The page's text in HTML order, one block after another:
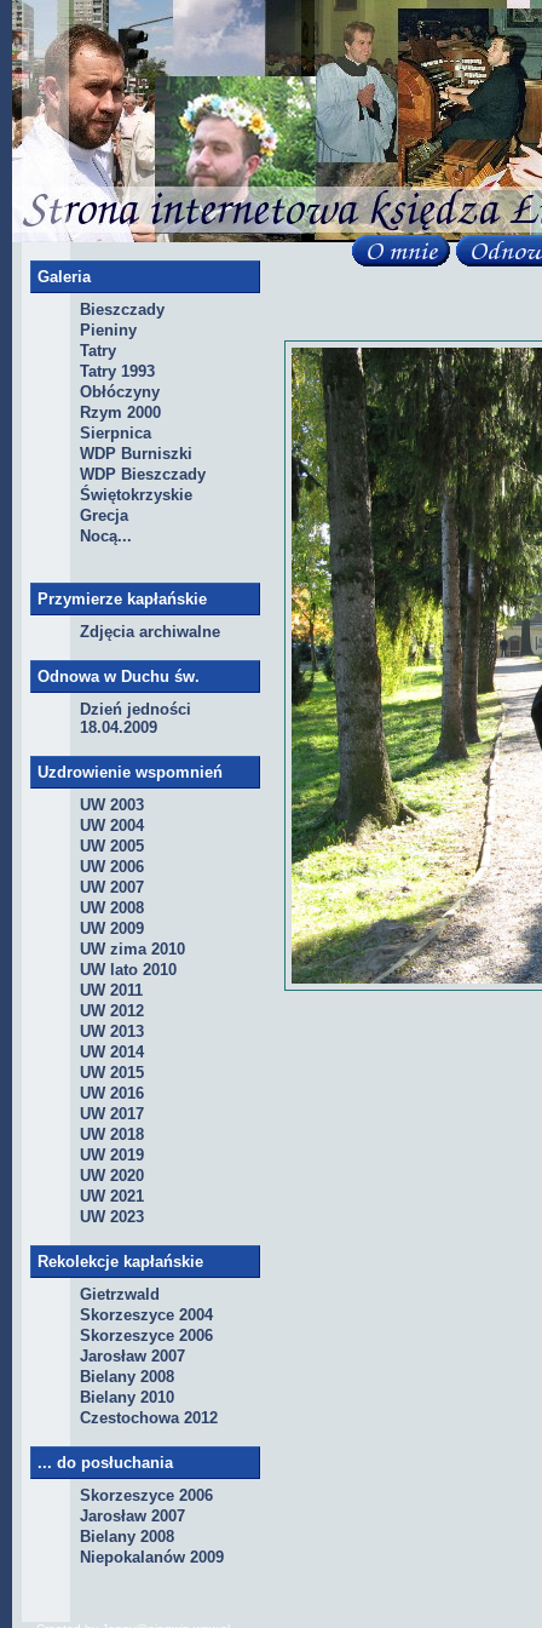
Galeria
Bieszczady
Pieniny
Tatry
Tatry 1993
Obłóczyny
Rzym 2000
Sierpnica
WDP Burniszki
WDP Bieszczady
Świętokrzyskie
Grecja
Nocą...
Przymierze kapłańskie
Zdjęcia archiwalne
Odnowa w Duchu św.
Dzień jedności
18.04.2009
Uzdrowienie wspomnień
UW 2003
UW 2004
UW 2005
UW 2006
UW 2007
UW 2008
UW 2009
UW zima 2010
UW lato 2010
UW 2011
UW 2012
UW 2013
UW 2014
UW 2015
UW 2016
UW 2017
UW 2018
UW 2019
UW 2020
UW 2021
UW 2023
Rekolekcje kapłańskie
Gietrzwald
Skorzeszyce 2004
Skorzeszyce 2006
Jarosław 2007
Bielany 2008
Bielany 2010
Czestochowa 2012
... do posłuchania
Skorzeszyce 2006
Jarosław 2007
Bielany 2008
Niepokalanów 2009